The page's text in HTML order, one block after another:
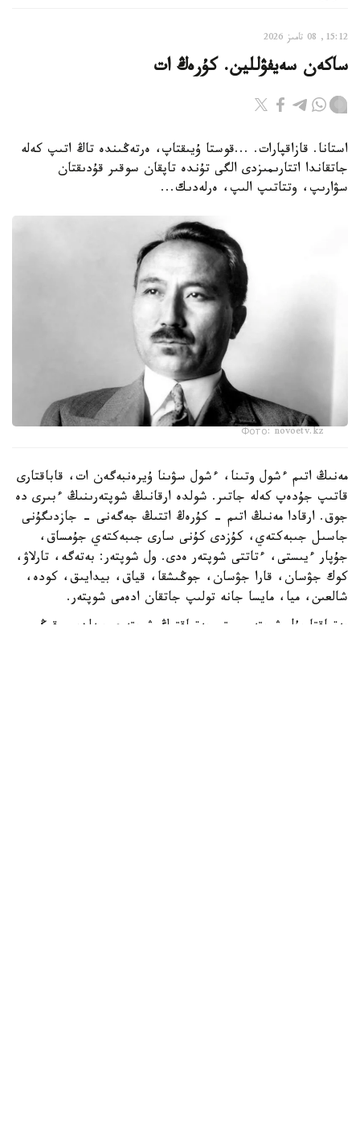
15:12, 08 تامىز 2026
ساكەن سەيفۋللين. كۇرەڭ ات
استانا. قازاقپارات. ...قوستا ۇيىقتاپ، ەرتەڭىندە تاڭ اتىپ كەلە
جاتقاندا اتتارىمىزدى الگى تۇندە تاپقان سوقىر قۇدىقتان
سۋارىپ، وتتاتىپ الىپ، ەرلەدىك...
Фото: novoetv.kz
مەنىڭ اتىم ءشول وتىنا، ءشول سۋىنا ۇيرەنبەگەن ات، قاباقتارى
قاتىپ جۇدەپ كەلە جاتىر. شولدە ارقانىڭ شوپتەرىنىڭ ءبىرى دە
جوق. ارقادا مەنىڭ اتىم - كۇرەڭ اتتىڭ جەگەنى - جازدىگۇنى
جاسىل جىبەكتەي، كۇزدى كۇنى سارى جىبەكتەي جۇمساق،
جۇپار ءيىستى، ءتاتتى شوپتەر ەدى. ول شوپتەر: بەتەگە، تارلاۋ،
كوك جۋسان، قارا جۋسان، جوڭىشقا، قياق، بيدايىق، كودە،
شالعىن، ميا، مايسا جانە تولىپ جاتقان ادەمى شوپتەر.
بەتپاقتا بۇل شوپتەر جوق. بەتپاقتىڭ شوپتەرى سەلدىر، قوڭىر،